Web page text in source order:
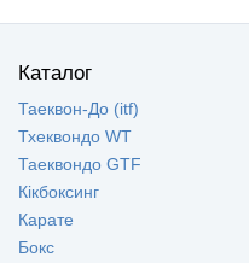
Каталог
Таеквон-До (itf)
Тхеквондо WT
Таеквондо GTF
Кікбоксинг
Карате
Бокс